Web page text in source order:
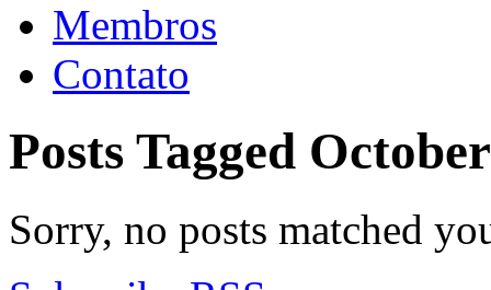
Membros
Contato
Posts Tagged
Sorry, no posts matched